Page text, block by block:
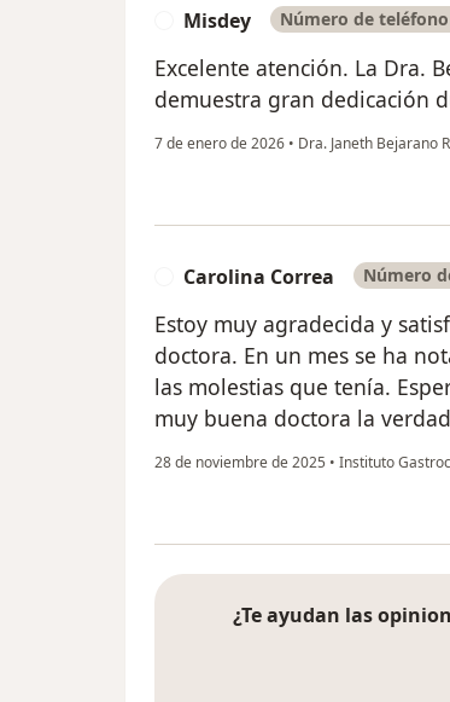
Misdey Número de
Excelente atención. La Dra.
demuestra gran dedicación
7 de enero de 2026 • Dra. Janeth Bejarano
Carolina Correa Número
Estoy muy agradecida y
doctora. En un mes se ha
las molestias que tenía.
muy buena doctora la
28 de noviembre de 2025 • Instituto
¿Te ayudan las